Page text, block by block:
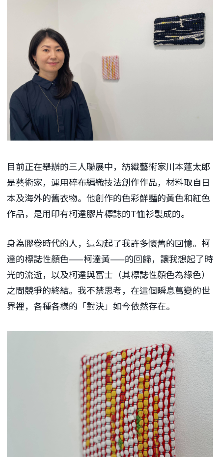
目前正在舉辦的三人聯展中，紡織藝術家川本蓮太郎
是藝術家，運用碎布編織技法創作作品，材料取自日
本及海外的舊衣物。他創作的色彩鮮豔的黃色和紅色
作品，是用印有柯達膠片標誌的T恤衫製成的。
身為膠卷時代的人，這勾起了我許多懷舊的回憶。柯
達的標誌性顏色——柯達黃——的回歸，讓我想起了時
光的流逝，以及柯達與富士（其標誌性顏色為綠色）
之間競爭的終結。我不禁思考，在這個瞬息萬變的世
界裡，各種各樣的「對決」如今依然存在。